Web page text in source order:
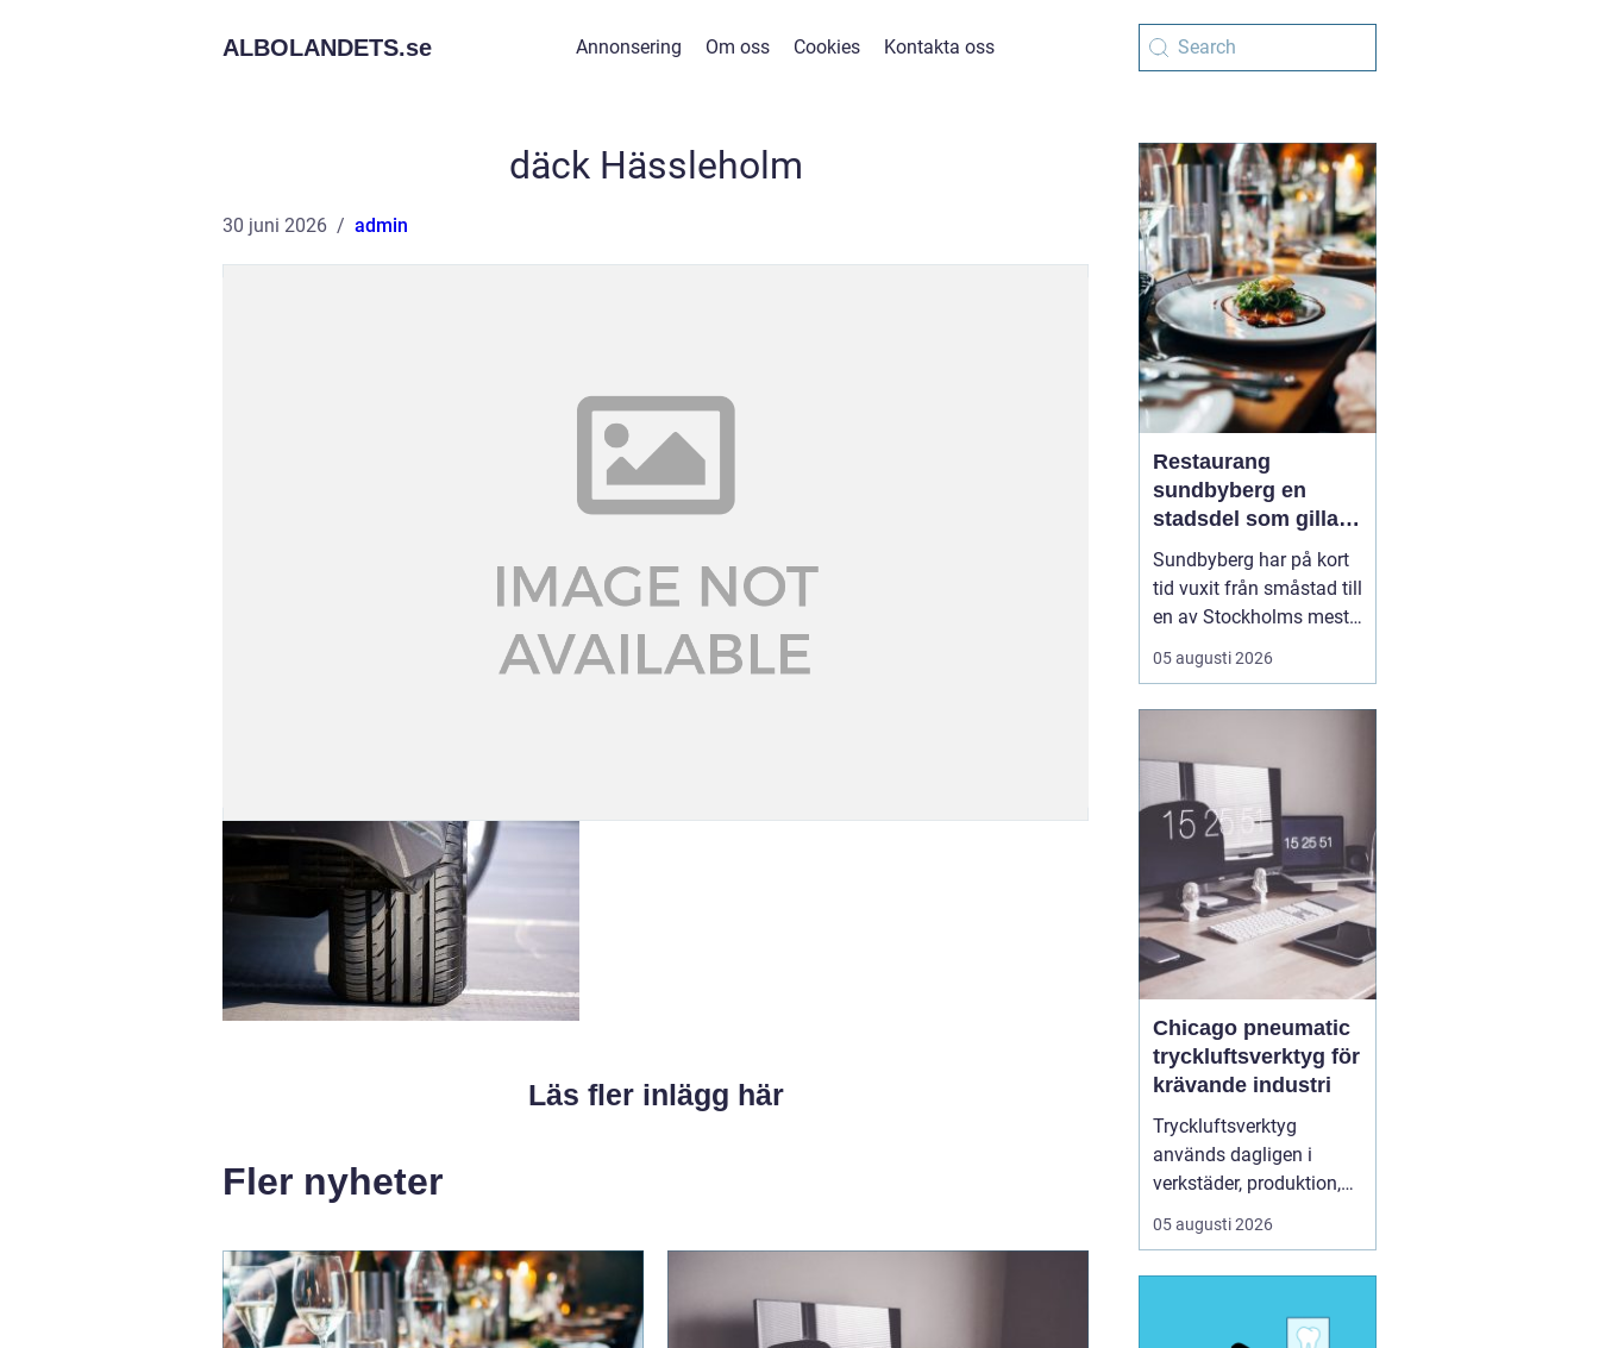
ALBOLANDETS.se Annonsering Om oss Cookies Kontakta oss
däck Hässleholm
30 juni 2026 admin
Läs fler inlägg här
Fler nyheter
Restaurang
sundbyberg en
stadsdel som gillar
mat, sport och
spontana möten
Sundbyberg har på kort
tid vuxit från småstad till
en av Stockholms mest
levande knutpunkter.
Med nya bostäder,
också restauranglivet
tagit fart. Här blandas
kvarterskrogar, trendiga
bistron och sportbarer
05 augusti 2026
Chicago pneumatic
tryckluftsverktyg för
krävande industri
Tryckluftsverktyg
används dagligen i
verkstäder, produktion,
service och underhåll. De
ska leverera högt
säkra och ergonomiska
05 augusti 2026